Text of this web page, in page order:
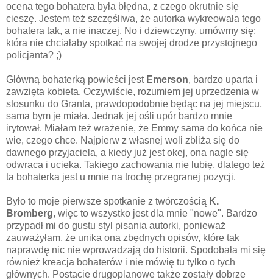
ocena tego bohatera była błędna, z czego okrutnie się
cieszę. Jestem też szczęśliwa, że autorka wykreowała tego
bohatera tak, a nie inaczej. No i dziewczyny, umówmy się:
która nie chciałaby spotkać na swojej drodze przystojnego
policjanta? ;)
Główną bohaterką powieści jest Emerson, bardzo uparta i
zawzięta kobieta. Oczywiście, rozumiem jej uprzedzenia w
stosunku do Granta, prawdopodobnie będąc na jej miejscu,
sama bym je miała. Jednak jej ośli upór bardzo mnie
irytował. Miałam też wrażenie, że Emmy sama do końca nie
wie, czego chce. Najpierw z własnej woli zbliża się do
dawnego przyjaciela, a kiedy już jest okej, ona nagle się
odwraca i ucieka. Takiego zachowania nie lubię, dlatego też
ta bohaterka jest u mnie na trochę przegranej pozycji.
Było to moje pierwsze spotkanie z twórczością K.
Bromberg, więc to wszystko jest dla mnie "nowe". Bardzo
przypadł mi do gustu styl pisania autorki, ponieważ
zauważyłam, że unika ona zbędnych opisów, które tak
naprawdę nic nie wprowadzają do historii. Spodobała mi się
również kreacja bohaterów i nie mówię tu tylko o tych
głównych. Postacie drugoplanowe także zostały dobrze